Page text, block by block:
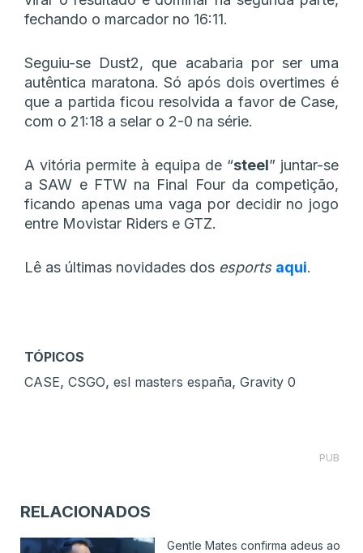
fechando o marcador no 16:11.
Seguiu-se Dust2, que acabaria por ser uma
autêntica maratona. Só após dois overtimes é
que a partida ficou resolvida a favor de Case,
com o 21:18 a selar o 2-0 na série.
A vitória permite à equipa de “steel” juntar-se
a SAW e FTW na Final Four da competição,
ficando apenas uma vaga por decidir no jogo
entre Movistar Riders e GTZ.
Lê as últimas novidades dos esports aqui.
TÓPICOS
CASE, CSGO, esl masters españa, Gravity 0
PUB
RELACIONADOS
Gentle Mates confirma adeus ao